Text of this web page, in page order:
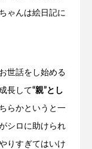
ゃんは絵日記に
世話をし始める
長して“親”とし
らかというと一
シロに助けられ
りすぎてはいけ